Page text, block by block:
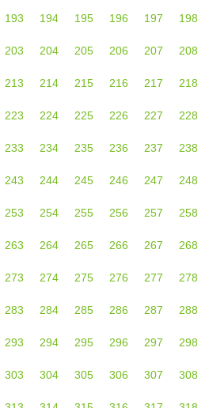
193 194 195 196 197 198
203 204 205 206 207 208
213 214 215 216 217 218
223 224 225 226 227 228
233 234 235 236 237 238
243 244 245 246 247 248
253 254 255 256 257 258
263 264 265 266 267 268
273 274 275 276 277 278
283 284 285 286 287 288
293 294 295 296 297 298
303 304 305 306 307 308